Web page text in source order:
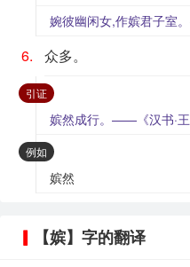
婉彼幽闲女,作嫔君子室
6. 众多。
引证：
嫔然成行。——《汉书·王
例如 ：
嫔然
【嫔】字的翻译